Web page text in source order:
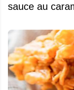
sauce au